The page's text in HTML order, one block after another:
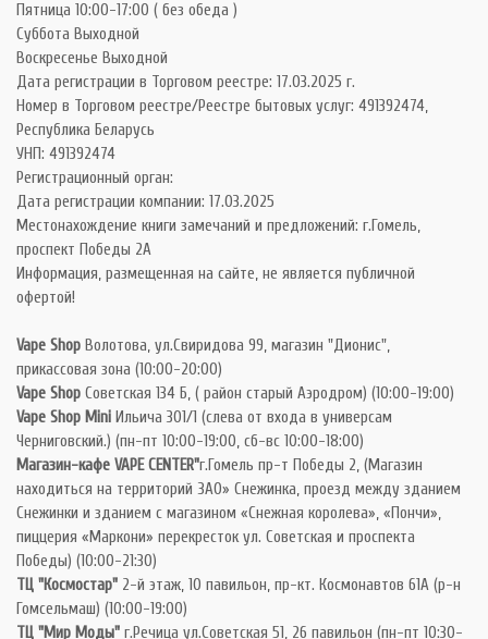
Пятница 10:00-17:00 ( без обеда )
Суббота Выходной
Воскресенье Выходной
Дата регистрации в Торговом реестре: 17.03.2025 г.
Номер в Торговом реестре/Реестре бытовых услуг: 491392474,
Республика Беларусь
УНП: 491392474
Регистрационный орган:
Дата регистрации компании: 17.03.2025
Местонахождение книги замечаний и предложений: г.Гомель,
проспект Победы 2А
Информация, размещенная на сайте, не является публичной
офертой!
Vape Shop Волотова, ул.Свиридова 99, магазин "Дионис",
прикассовая зона (10:00-20:00)
Vape Shop Советская 134 Б, ( район старый Аэродром) (10:00-19:00)
Vape Shop Mini Ильича 301/1 (слева от входа в универсам
Черниговский.) (пн-пт 10:00-19:00, сб-вс 10:00-18:00)
Магазин-кафе VAPE CENTER"г.Гомель пр-т Победы 2, (Магазин
находиться на территорий ЗАО» Снежинка, проезд между зданием
Снежинки и зданием с магазином «Снежная королева», «Пончи»,
пиццерия «Маркони» перекресток ул. Советская и проспекта
Победы) (10:00-21:30)
ТЦ "Космостар" 2-й этаж, 10 павильон, пр-кт. Космонавтов 61А (р-н
Гомсельмаш) (10:00-19:00)
ТЦ "Мир Моды" г.Речица ул.Советская 51, 26 павильон (пн-пт 10:30-